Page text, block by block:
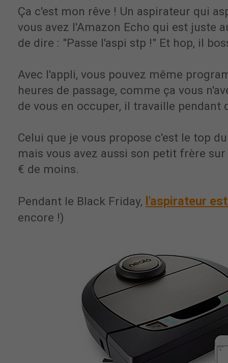
Ça c'est mon rêve ! Un aspirateur qui
vous avez l'Amazon Echo qui est juste
de dire : "Passe l'aspi stp !" Et hop, il
Avec l'appli, vous pouvez même
heures de passage, comme ça vous
de vous en occuper, il travaille pendant
Celui que je vous propose c'est le top
mais vous avez aussi son petit frère
€ de moins.
Pendant le Black Friday, l'aspirateur
encore !)